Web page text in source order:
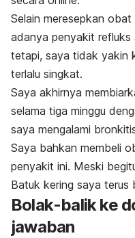
Selain meresepkan
adanya penyakit refluks
tetapi, saya tidak yakin
terlalu singkat.
Saya akhirnya
selama tiga minggu
saya mengalami
Saya bahkan membeli
penyakit ini. Meski
Batuk kering saya terus
Bolak-balik ke
jawaban